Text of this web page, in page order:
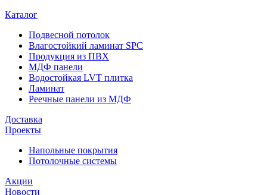
Каталог
Подвесной потолок
Влагостойкий ламинат SPC
Продукция из ПВХ
МДФ панели
Водостойкая LVT плитка
Ламинат
Реечные панели из МДФ
Доставка
Проекты
Напольные покрытия
Потолочные системы
Акции
Новости